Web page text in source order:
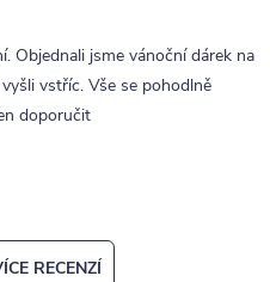
Objednali jsme vánoční dárek na
vstříc. Vše se pohodlně
doporučit
RECENZÍ